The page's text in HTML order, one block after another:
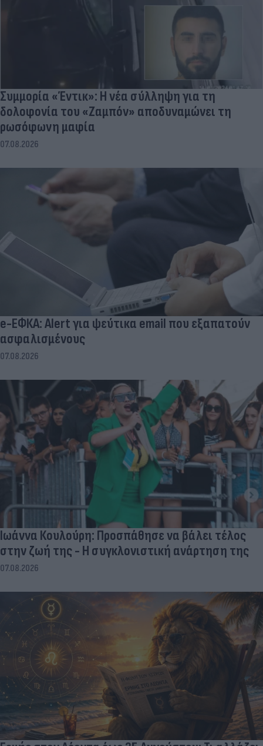
Συμμορία «Έντικ»: Η νέα σύλληψη για τη
δολοφονία του «Ζαμπόν» αποδυναμώνει τη
ρωσόφωνη μαφία
07.08.2026
e-ΕΦΚΑ: Alert για ψεύτικα email που εξαπατούν
ασφαλισμένους
07.08.2026
Ιωάννα Κουλούρη: Προσπάθησε να βάλει τέλος
στην ζωή της - Η συγκλονιστική ανάρτηση της
07.08.2026